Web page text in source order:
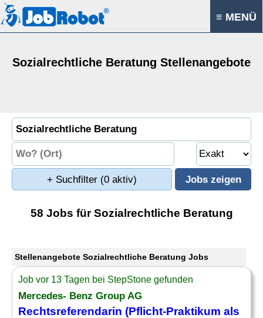
≡ MENÜ
Sozialrechtliche Beratung Stellenangebote
+ Suchfilter (0 aktiv)
58 Jobs für Sozialrechtliche Beratung
Stellenangebote Sozialrechtliche Beratung Jobs
Job vor 13 Tagen bei StepStone gefunden
Mercedes- Benz Group AG
Rechtsreferendarin (Pflicht-Praktikum als